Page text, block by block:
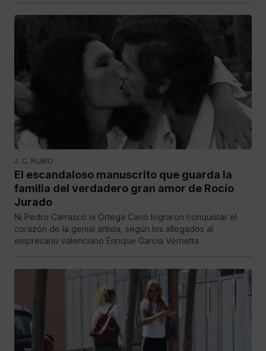
J. C. RUBIO
El escandaloso manuscrito que guarda la
familia del verdadero gran amor de Rocío
Jurado
Ni Pedro Carrasco ni Ortega Cano lograron conquistar el
corazón de la genial artista, según los allegados al
empresario valenciano Enrique García Vernetta